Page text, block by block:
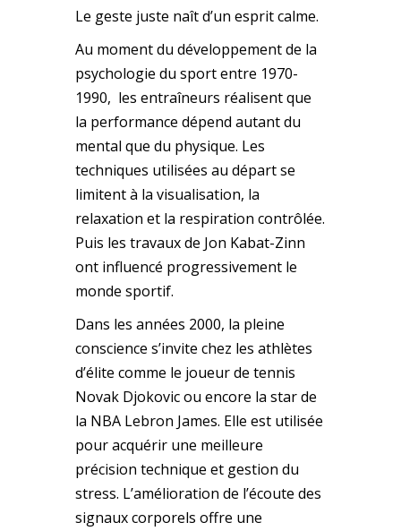
Le geste juste naît d’un esprit calme.
Au moment du développement de la
psychologie du sport entre 1970-
1990, les entraîneurs réalisent que
la performance dépend autant du
mental que du physique. Les
techniques utilisées au départ se
limitent à la visualisation, la
relaxation et la respiration contrôlée.
Puis les travaux de Jon Kabat-Zinn
ont influencé progressivement le
monde sportif.
Dans les années 2000, la pleine
conscience s’invite chez les athlètes
d’élite comme le joueur de tennis
Novak Djokovic ou encore la star de
la NBA Lebron James. Elle est utilisée
pour acquérir une meilleure
précision technique et gestion du
stress. L’amélioration de l’écoute des
signaux corporels offre une